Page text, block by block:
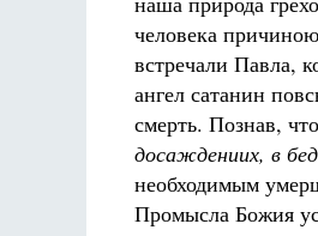
человека
встречали Павла,
ангел сатанин
смерть. Познав,
досаждениих, в
необходимым
Промысла Божия